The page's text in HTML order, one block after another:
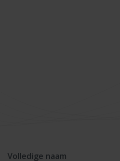
Volledige naam